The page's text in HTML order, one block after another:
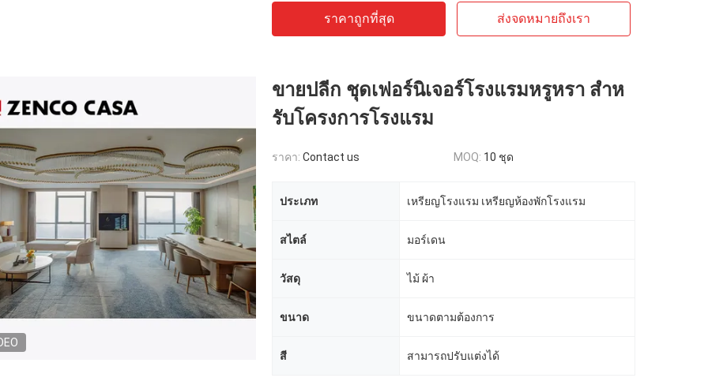
ราคาถูกที่สุด ส่งจดหมายถึงเรา
ขายปลีก ชุดเฟอร์นิเจอร์โรงแรมหรูหรา สําห
รับโครงการโรงแรม
ราคา: Contact us MOQ: 10 ชุด
ประเภท เหรียญโรงแรม เหรียญห้องพักโรงแรม
สไตล์ มอร์เดน
วัสดุ ไม้ ผ้า
ขนาด ขนาดตามต้องการ
สี สามารถปรับแต่งได้